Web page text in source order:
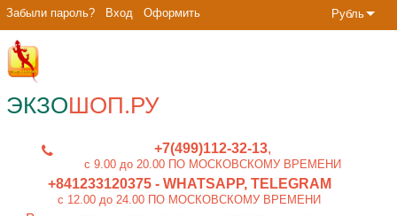
Рубль
Забыли пароль? Вход Оформить
ЭКЗОШОП.РУ
+7(499)112-32-13
c 9.00 до 20.00 ПО МОСКОВСКОМУ ВРЕМЕНИ
+841233120375- WHATSAPP, TELEGRAM
c 12.00 до 24.00 ПО МОСКОВСКОМУ ВРЕМЕНИ